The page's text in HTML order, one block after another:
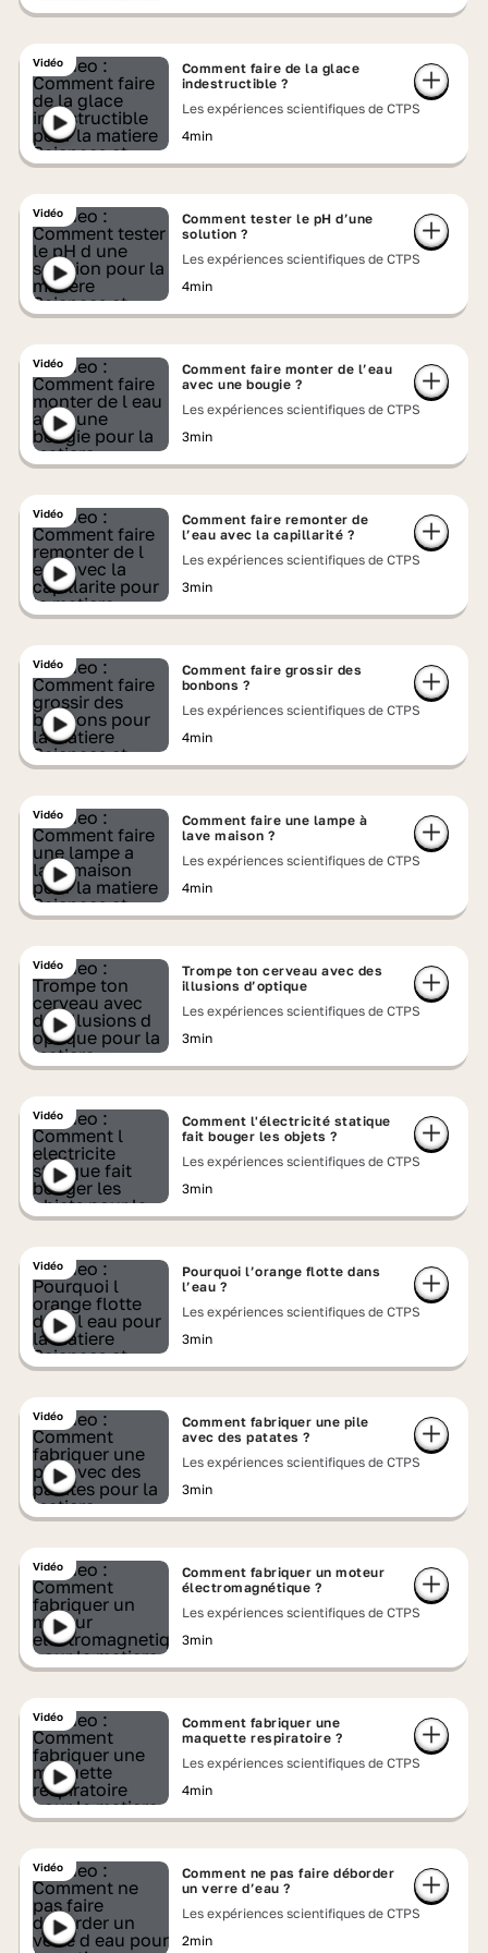
Vidéo
Comment faire de la glace
indestructible ?
Les expériences scientifiques de CTPS
4min
Vidéo
Comment tester le pH d’une
solution ?
Les expériences scientifiques de CTPS
4min
Vidéo
Comment faire monter de l’eau
avec une bougie ?
Les expériences scientifiques de CTPS
3min
Vidéo
Comment faire remonter de
l’eau avec la capillarité ?
Les expériences scientifiques de CTPS
3min
Vidéo
Comment faire grossir des
bonbons ?
Les expériences scientifiques de CTPS
4min
Vidéo
Comment faire une lampe à
lave maison ?
Les expériences scientifiques de CTPS
4min
Vidéo
Trompe ton cerveau avec des
illusions d’optique
Les expériences scientifiques de CTPS
3min
Vidéo
Comment l'électricité statique
fait bouger les objets ?
Les expériences scientifiques de CTPS
3min
Vidéo
Pourquoi l’orange flotte dans
l’eau ?
Les expériences scientifiques de CTPS
3min
Vidéo
Comment fabriquer une pile
avec des patates ?
Les expériences scientifiques de CTPS
3min
Vidéo
Comment fabriquer un moteur
électromagnétique ?
Les expériences scientifiques de CTPS
3min
Vidéo
Comment fabriquer une
maquette respiratoire ?
Les expériences scientifiques de CTPS
4min
Vidéo
Comment ne pas faire déborder
un verre d’eau ?
Les expériences scientifiques de CTPS
2min